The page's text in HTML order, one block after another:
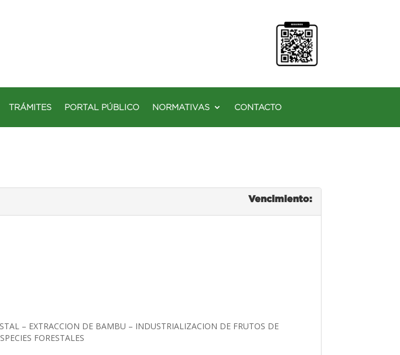
TRÁMITES PORTAL PÚBLICO NORMATIVAS CONTACTO
Vencimiento:
– EXTRACCION DE BAMBU – INDUSTRIALIZACION DE FRUTOS DE
FORESTALES